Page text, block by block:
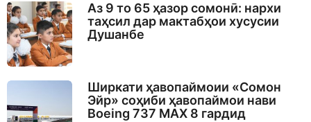
Аз 9 то 65 ҳазор сомонӣ: нархи
таҳсил дар мактабҳои хусусии
Душанбе
Ширкати ҳавопаймоии «Сомон
Эйр» соҳиби ҳавопаймои нави
Boeing 737 MAX 8 гардид